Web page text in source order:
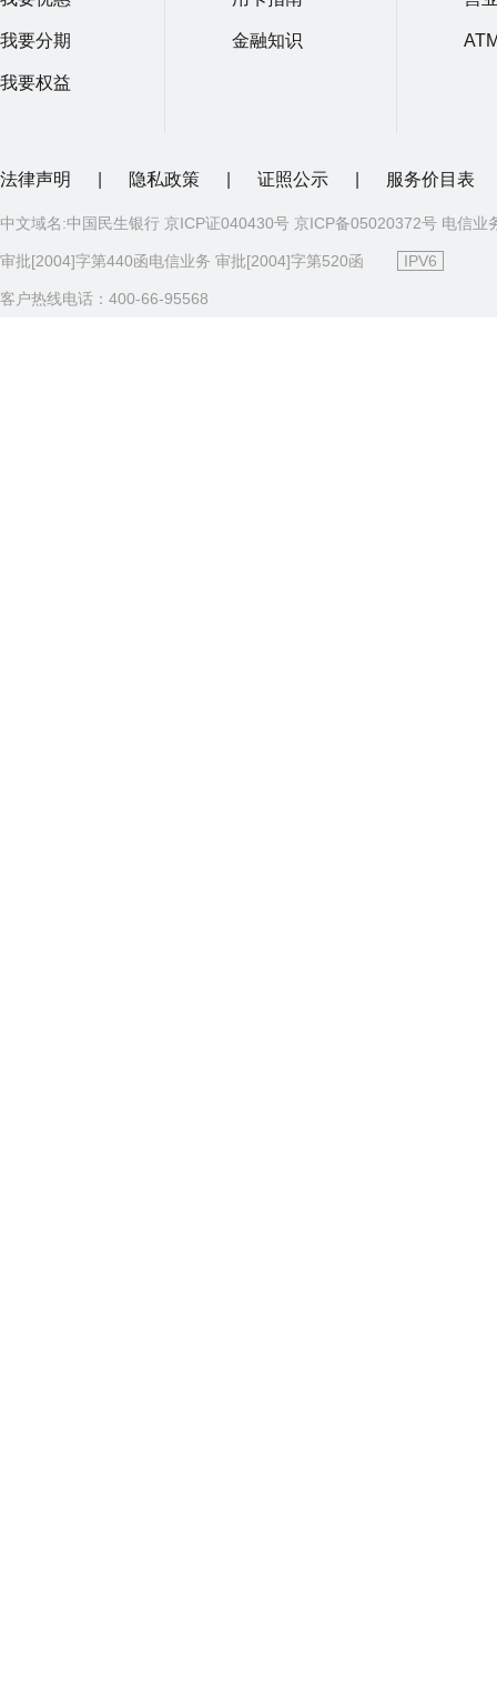
我要分期
我要权益
金融知识
法律声明 隐私政策 证照公示 服务价目表
中文域名:中国民生银行 京ICP证040430号 京ICP备05020372号 电信业
审批[2004]字第440函电信业务 审批[2004]字第520函 IPV6
客户热线电话：400-66-95568